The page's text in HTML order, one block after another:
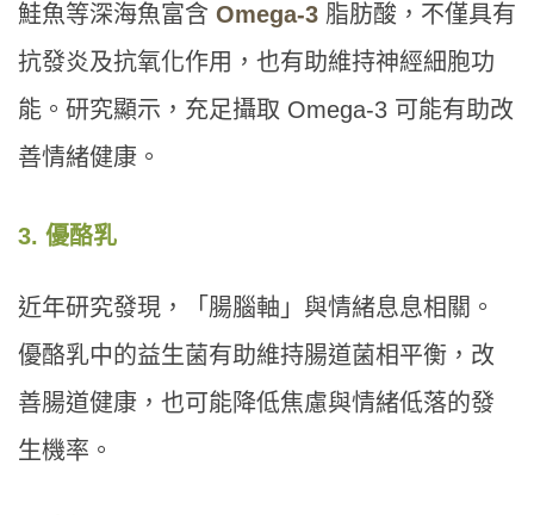
鮭魚等深海魚富含 Omega-3 脂肪酸，不僅具有
抗發炎及抗氧化作用，也有助維持神經細胞功
能。研究顯示，充足攝取 Omega-3 可能有助改
善情緒健康。
3. 優酪乳
近年研究發現，「腸腦軸」與情緒息息相關。
優酪乳中的益生菌有助維持腸道菌相平衡，改
善腸道健康，也可能降低焦慮與情緒低落的發
生機率。